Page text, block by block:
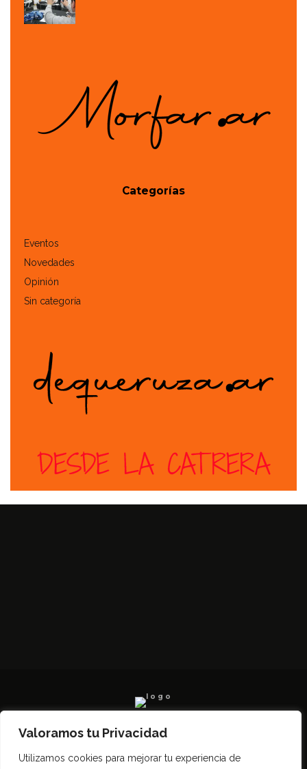
Valoramos tu Privacidad
Utilizamos cookies para mejorar tu experiencia de
Categorías
Eventos
Novedades
Opinión
Sin categoría
(2023)